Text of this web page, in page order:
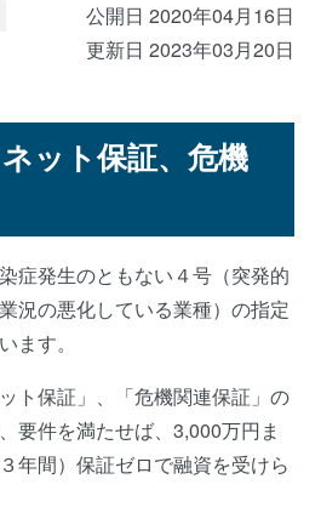
公開日 2020年04月16日
更新日 2023年03月20日
ット保証、危機
症発生のともない４号（突発的
況の悪化している業種）の指定
ます。
ト保証」、「危機関連保証」の
要件を満たせば、3,000万円ま
年間）保証ゼロで融資を受けら